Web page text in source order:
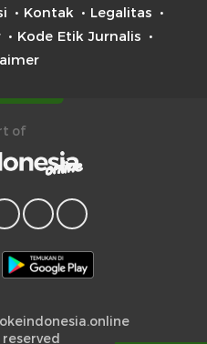
Kontak
Legalitas
Kode Etik Jurnalis
of